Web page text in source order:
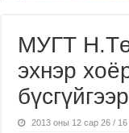
МУГТ
эхнэр
2013 оны 12 сар 26 / 16